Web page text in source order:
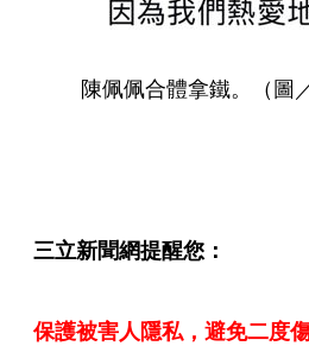
陳佩佩合體拿鐵。（圖
三立新聞網提醒您：
保護被害人隱私，避免二度